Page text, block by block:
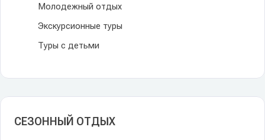
Молодежный отдых
Экскурсионные туры
Туры с детьми
СЕЗОННЫЙ ОТДЫХ